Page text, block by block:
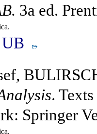
3a ed.
.
Springer